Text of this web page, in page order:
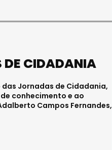
DE CIDADANIA
das Jornadas de Cidadania,
conhecimento e ao
Campos Fernandes,